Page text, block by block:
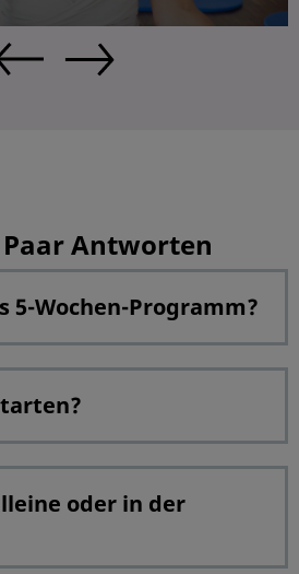
Antworten
5-Wochen-Programm?
oder in der